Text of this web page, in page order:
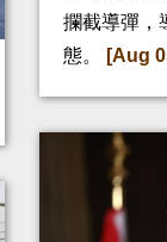
攔截導彈，
態。
[Aug